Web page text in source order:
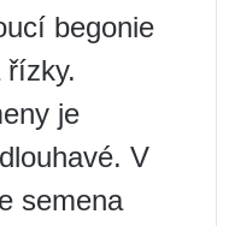
begonie
je
V
semena